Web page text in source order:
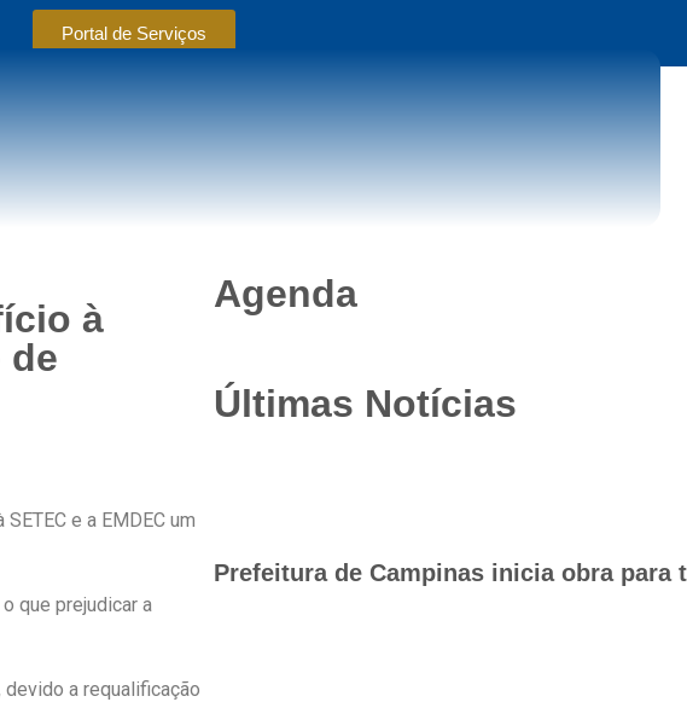
Portal de Serviços
à
de
e a EMDEC um
que prejudicar a
a requalificação
Agenda
Últimas Notícias
Prefeitura de Campinas inicia obra para